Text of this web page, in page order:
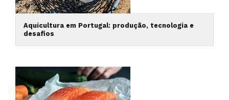
Aquicultura em Portugal: produção, tecnologia e
desafios